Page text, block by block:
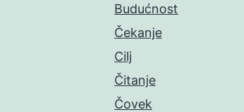
Budućnost
Čekanje
Cilj
Čitanje
Čovek